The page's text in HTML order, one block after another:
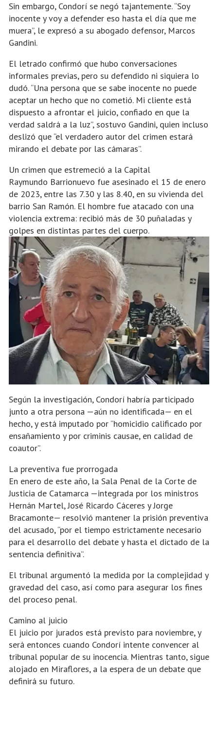
Sin embargo, Condorí se negó tajantemente. “Soy
inocente y voy a defender eso hasta el día que me
muera”, le expresó a su abogado defensor, Marcos
Gandini.
El letrado confirmó que hubo conversaciones
informales previas, pero su defendido ni siquiera lo
dudó. “Una persona que se sabe inocente no puede
aceptar un hecho que no cometió. Mi cliente está
dispuesto a afrontar el juicio, confiado en que la
verdad saldrá a la luz”, sostuvo Gandini, quien incluso
deslizó que “el verdadero autor del crimen estará
mirando el debate por las cámaras”.
Un crimen que estremeció a la Capital
Raymundo Barrionuevo fue asesinado el 15 de enero
de 2023, entre las 7.30 y las 8.40, en su vivienda del
barrio San Ramón. El hombre fue atacado con una
violencia extrema: recibió más de 30 puñaladas y
golpes en distintas partes del cuerpo.
Según la investigación, Condorí habría participado
junto a otra persona —aún no identificada— en el
hecho, y está imputado por “homicidio calificado por
ensañamiento y por criminis causae, en calidad de
coautor”.
La preventiva fue prorrogada
En enero de este año, la Sala Penal de la Corte de
Justicia de Catamarca —integrada por los ministros
Hernán Martel, José Ricardo Cáceres y Jorge
Bracamonte— resolvió mantener la prisión preventiva
del acusado, “por el tiempo estrictamente necesario
para el desarrollo del debate y hasta el dictado de la
sentencia definitiva”.
El tribunal argumentó la medida por la complejidad y
gravedad del caso, así como para asegurar los fines
del proceso penal.
Camino al juicio
El juicio por jurados está previsto para noviembre, y
será entonces cuando Condorí intente convencer al
tribunal popular de su inocencia. Mientras tanto, sigue
alojado en Miraflores, a la espera de un debate que
definirá su futuro.